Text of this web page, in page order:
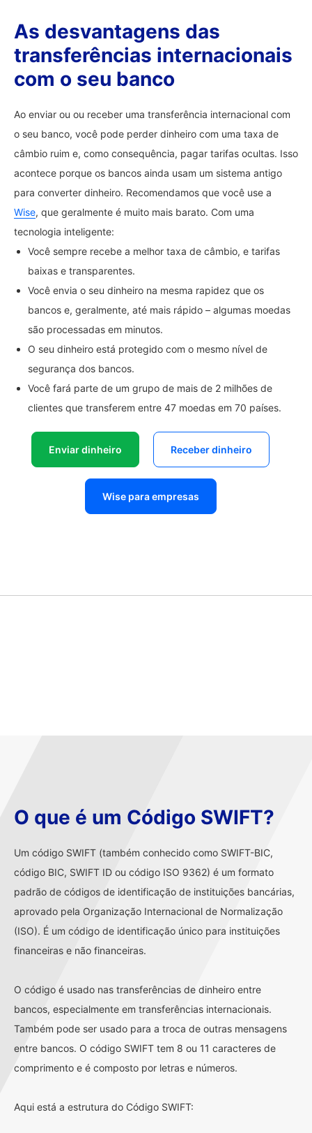
As desvantagens das
transferências internacionais
com o seu banco
Ao enviar ou ou receber uma transferência internacional com
o seu banco, você pode perder dinheiro com uma taxa de
câmbio ruim e, como consequência, pagar tarifas ocultas. Isso
acontece porque os bancos ainda usam um sistema antigo
para converter dinheiro. Recomendamos que você use a
Wise, que geralmente é muito mais barato. Com uma
tecnologia inteligente:
Você sempre recebe a melhor taxa de câmbio, e tarifas
baixas e transparentes.
Você envia o seu dinheiro na mesma rapidez que os
bancos e, geralmente, até mais rápido – algumas moedas
são processadas em minutos.
O seu dinheiro está protegido com o mesmo nível de
segurança dos bancos.
Você fará parte de um grupo de mais de 2 milhões de
clientes que transferem entre 47 moedas em 70 países.
Enviar dinheiro Receber dinheiro
Wise para empresas
O que é um Código SWIFT?
Um código SWIFT (também conhecido como SWIFT-BIC,
código BIC, SWIFT ID ou código ISO 9362) é um formato
padrão de códigos de identificação de instituições bancárias,
aprovado pela Organização Internacional de Normalização
(ISO). É um código de identificação único para instituições
financeiras e não financeiras.
O código é usado nas transferências de dinheiro entre
bancos, especialmente em transferências internacionais.
Também pode ser usado para a troca de outras mensagens
entre bancos. O código SWIFT tem 8 ou 11 caracteres de
comprimento e é composto por letras e números.
Aqui está a estrutura do Código SWIFT: